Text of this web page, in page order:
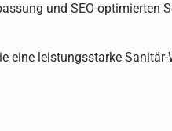
und SEO-optimierten
eine leistungsstarke